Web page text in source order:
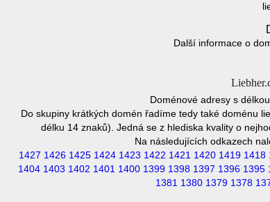
Další informace o
Doménové adresy s
Do skupiny krátkých domén řadíme tedy také doménu
délku 14 znaků). Jedná se z hlediska kvality o
Na následujících odkazech
1427 1426 1425 1424 1423 1422 1421 1420 1419 1418
1404 1403 1402 1401 1400 1399 1398 1397 1396 1395
1381 1380 1379 1378